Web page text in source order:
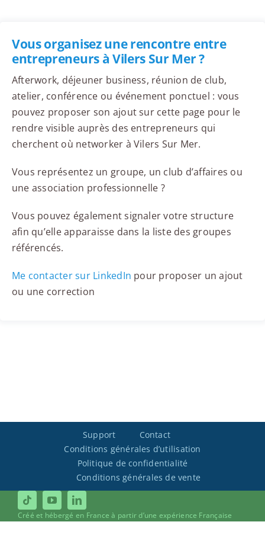
Vous organisez une rencontre entre
entrepreneurs à Vilers Sur Mer ?
Afterwork, déjeuner business, réunion de club,
atelier, conférence ou événement ponctuel : vous
pouvez proposer son ajout sur cette page pour le
rendre visible auprès des entrepreneurs qui
cherchent où networker à Vilers Sur Mer.
Vous représentez un groupe, un club d’affaires ou
une association professionnelle ?
Vous pouvez également signaler votre structure
afin qu’elle apparaisse dans la liste des groupes
référencés.
Me contacter sur LinkedIn pour proposer un ajout
ou une correction
Support
Contact
Conditions générales d’utilisation
Politique de confidentialité
Conditions générales de vente
Créé et hébergé en France à partir d’une expérience Française